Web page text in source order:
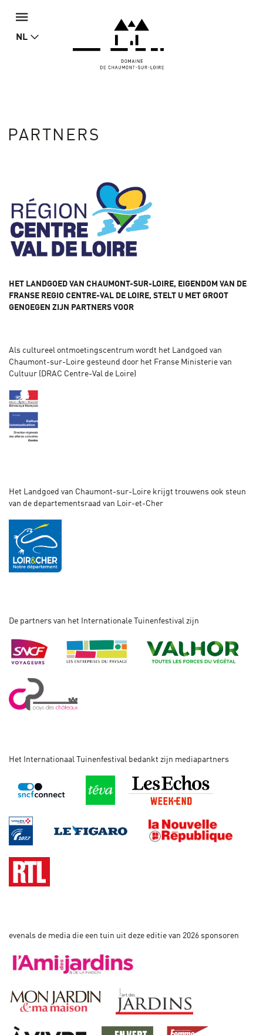
NL
PARTNERS
HET LANDGOED VAN CHAUMONT-SUR-LOIRE, EIGENDOM VAN DE
FRANSE REGIO CENTRE-VAL DE LOIRE, STELT U MET GROOT
GENOEGEN ZIJN PARTNERS VOOR​
Als cultureel ontmoetingscentrum wordt het Landgoed van
Chaumont-sur-Loire gesteund door het Franse Ministerie van
Cultuur (DRAC Centre-Val de Loire)
Het Landgoed van Chaumont-sur-Loire krijgt trouwens ook steun
van de departementsraad van Loir-et-Cher
De partners van het Internationale Tuinenfestival zijn
Het Internationaal Tuinenfestival bedankt zijn mediapartners
evenals de media die een tuin uit deze editie van 2026 sponsoren